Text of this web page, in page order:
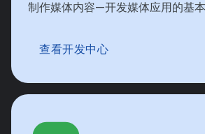
制作媒体内容—开发媒体应用的基本
查看开发中心